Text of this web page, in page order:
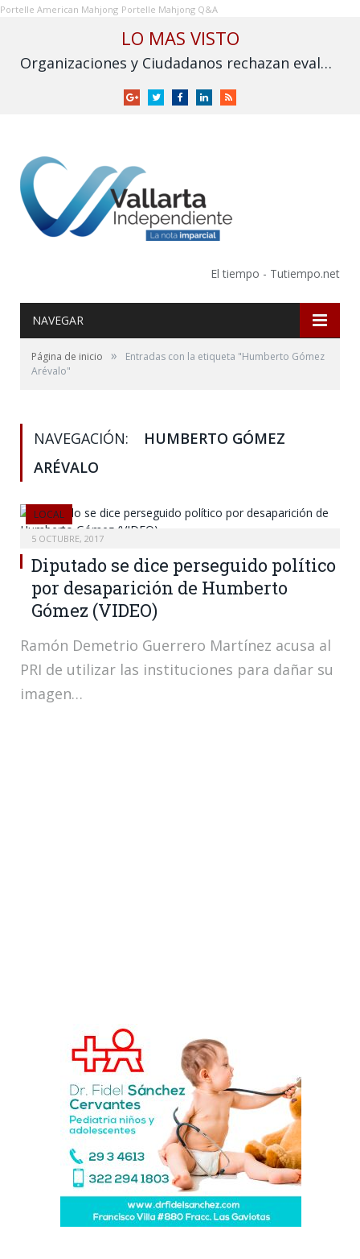
Portelle American Mahjong Portelle Mahjong Q&A
LO MAS VISTO
Organizaciones y Ciudadanos rechazan evaluación sobre fracking y exigen su prohibición en México
GoogleTwitterFacebookLinkedInRSS
El tiempo - Tutiempo.net
NAVEGAR
Página de inicio »
Entradas con la etiqueta "Humberto Gómez
Arévalo"
NAVEGACIÓN:
HUMBERTO GÓMEZ
ARÉVALO
LOCAL
5 OCTUBRE, 2017
Diputado se dice perseguido político
por desaparición de Humberto
Gómez (VIDEO)
Ramón Demetrio Guerrero Martínez acusa al
PRI de utilizar las instituciones para dañar su
imagen…